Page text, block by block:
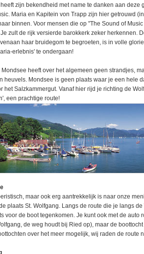
zijn bekendheid met name te danken aan deze
Maria en Kapitein von Trapp zijn hier getrouwd
binnen. Voor mensen die op "The Sound of
zult de rijk versierde barokkerk zeker herkennen.
haar bruidegom te begroeten, is in volle
erlebnis' te ondergaan!
Mondsee heeft over het algemeen geen strandjes,
heuvels. Mondsee is geen plaats waar je een hele
het Salzkammergut. Vanaf hier rijd je richting de
een prachtige route!
maar ook erg aantrekkelijk is naar onze
plaats St. Wolfgang. Langs de route die je langs
voor de boot tegenkomen. Je kunt ook met de auto
de weg houdt bij Ried op), maar de
over het meer mogelijk, wij raden de route